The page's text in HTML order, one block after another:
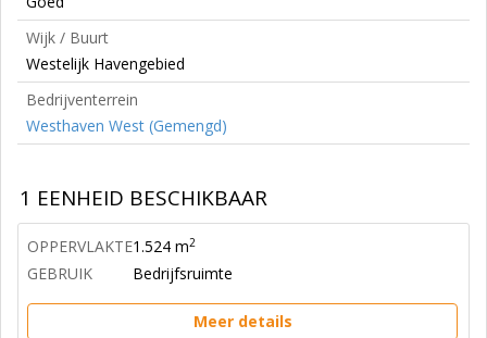
Wijk / Buurt
Westelijk Havengebied
Bedrijventerrein
Westhaven West (Gemengd)
1 EENHEID BESCHIKBAAR
OPPERVLAKTE1.524 m2
GEBRUIK Bedrijfsruimte
Meer details